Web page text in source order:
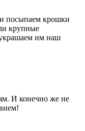
посыпаем крошки
крупные
им наш
И конечно же не